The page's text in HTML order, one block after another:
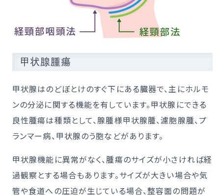
甲状腺腫瘍
甲状腺はのどぼとけのすぐ下にある臓器で、主にホルモ
ンの分泌に関する機能を有しています。甲状腺にできる
良性腫瘍は種類として、腺腫様甲状腺腫、濾胞腺腫、プ
ランマー病、甲状腺のう胞などがあります。
甲状腺機能に異常がなく、腫瘍のサイズが小さければ経
過観察とする場合もあります。サイズが大きい場合や気
管や食道への圧迫が生じている場合、整容面の問題が